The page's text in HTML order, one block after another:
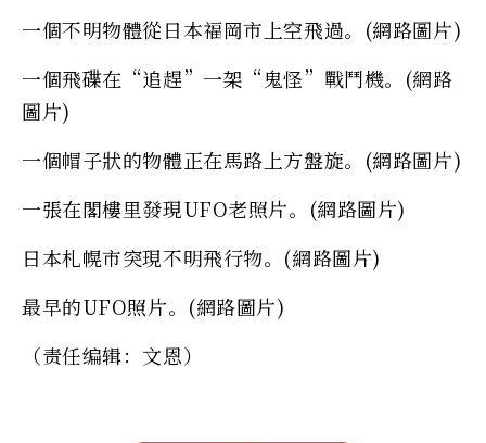
一個不明物體從日本福岡市上空飛過。(網路圖片)
一個飛碟在“追趕”一架“鬼怪”戰鬥機。(網路
圖片)
一個帽子狀的物體正在馬路上方盤旋。(網路圖片)
一張在閣樓里發現UFO老照片。(網路圖片)
日本札幌市突現不明飛行物。(網路圖片)
最早的UFO照片。(網路圖片)
（责任编辑：文恩）